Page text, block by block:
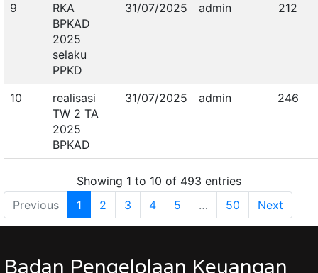
9
RKA
BPKAD
2025
selaku
PPKD
31/07/2025 admin 212
10
realisasi
TW 2 TA
2025
BPKAD
31/07/2025 admin 246
Showing 1 to 10 of 493 entries
Previous
1 2 3 4 5 … 50 Next
Badan Pengelolaan Keuangan